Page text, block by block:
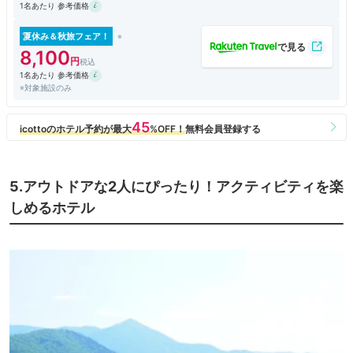
1名あたり 参考価格
夏休み＆秋旅フェア！
8,100
1名あたり 参考価格
※対象施設のみ
5.アウトドアな2人にぴったり！アクティビティを楽
しめるホテル